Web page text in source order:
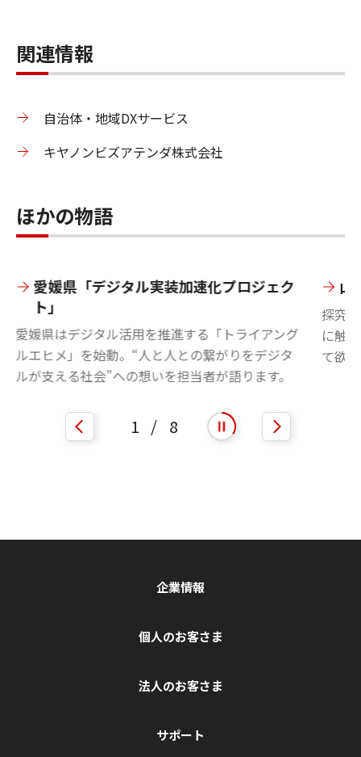
関連情報
自治体・地域DXサービス
キヤノンビズアテンダ株式会社
ほかの物語
愛媛県「デジタル実装加速化プロジェク
ト」
愛媛県はデジタル活用を推進する「トライアング
ルエヒメ」を始動。“人と人との繋がりをデジタ
ルが支える社会”への想いを担当者が語ります。
山
探究
に触
て欲
1 / 8 自動再生を開始
自動再生を停止
企業情報
個人のお客さま
法人のお客さま
サポート